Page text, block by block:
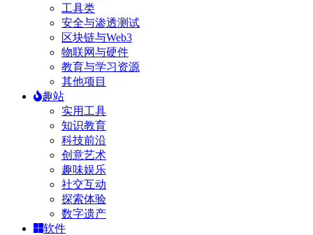
工具类
安全与渗透测试
区块链与Web3
物联网与硬件
教育与学习资源
其他项目
趣站
实用工具
知识教育
科技前沿
创意艺术
趣味娱乐
社交互动
探索体验
数字遗产
软件